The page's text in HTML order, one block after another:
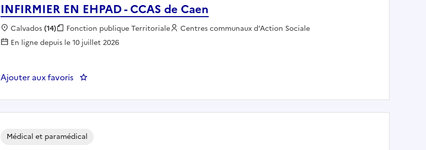
INFIRMIER EN EHPAD - CCAS de Caen
Localisation :
Calvados(14) Fonction publique :
Fonction publique Territoriale Employeur :
Centres communaux d'Action Sociale
En ligne depuis le 10 juillet 2026
Ajouter aux favoris : INFIRMIER EN EHPAD - CCAS de Caen
Médical et paramédical